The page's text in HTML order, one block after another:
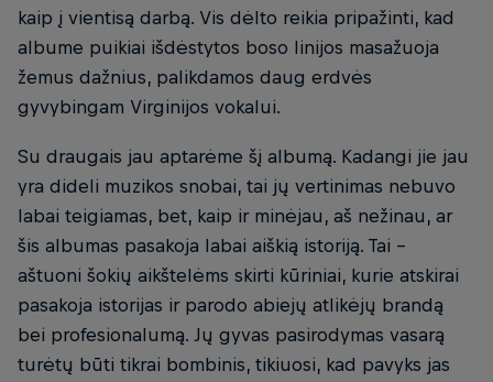
kaip į vientisą darbą. Vis dėlto reikia pripažinti, kad
albume puikiai išdėstytos boso linijos masažuoja
žemus dažnius, palikdamos daug erdvės
gyvybingam Virginijos vokalui.
Su draugais jau aptarėme šį albumą. Kadangi jie jau
yra dideli muzikos snobai, tai jų vertinimas nebuvo
labai teigiamas, bet, kaip ir minėjau, aš nežinau, ar
šis albumas pasakoja labai aiškią istoriją. Tai –
aštuoni šokių aikštelėms skirti kūriniai, kurie atskirai
pasakoja istorijas ir parodo abiejų atlikėjų brandą
bei profesionalumą. Jų gyvas pasirodymas vasarą
turėtų būti tikrai bombinis, tikiuosi, kad pavyks jas